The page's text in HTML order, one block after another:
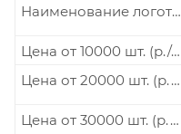
Наименование логотипа
Цена от 10000 шт. (р./шт.)
Цена от 20000 шт. (р./шт.)
Цена от 30000 шт. (р./шт.)